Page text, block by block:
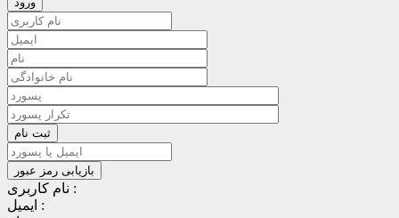
نام کاربری :
ایمیل :